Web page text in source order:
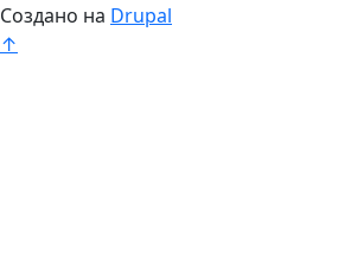
Создано на Drupal
↑